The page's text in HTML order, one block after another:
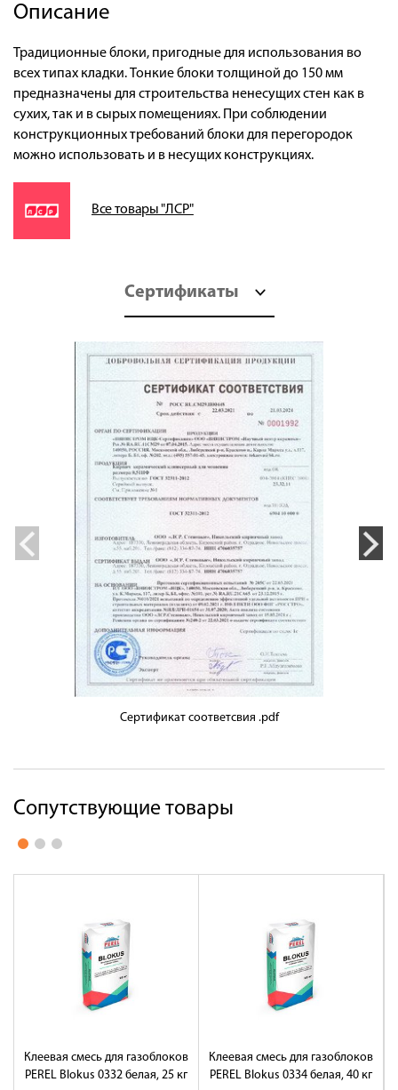
Описание
Традиционные блоки, пригодные для использования во
всех типах кладки. Тонкие блоки толщиной до 150 мм
предназначены для строительства ненесущих стен как в
сухих, так и в сырых помещениях. При соблюдении
конструкционных требований блоки для перегородок
можно использовать и в несущих конструкциях.
Все товары "ЛСР"
Сертификаты
Сертификат соответсвия .pdf
Сопутствующие товары
Клеевая смесь для газоблоков
PEREL Blokus 0332 белая, 25 кг
Клеевая смесь для газоблоков
PEREL Blokus 0334 белая, 40 кг